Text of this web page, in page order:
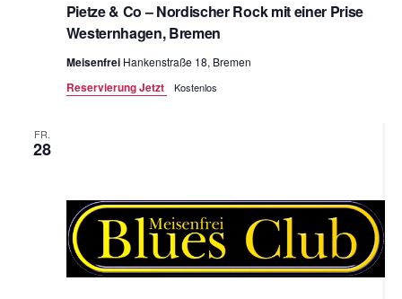
Pietze & Co – Nordischer Rock mit einer Prise
Westernhagen, Bremen
Meisenfrei Hankenstraße 18, Bremen
Reservierung Jetzt Kostenlos
FR.
28